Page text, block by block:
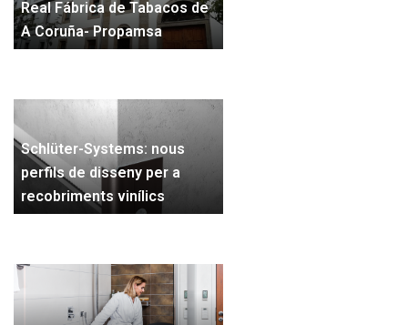
Real Fábrica de Tabacos de
A Coruña- Propamsa
Schlüter-Systems: nous
perfils de disseny per a
recobriments vinílics